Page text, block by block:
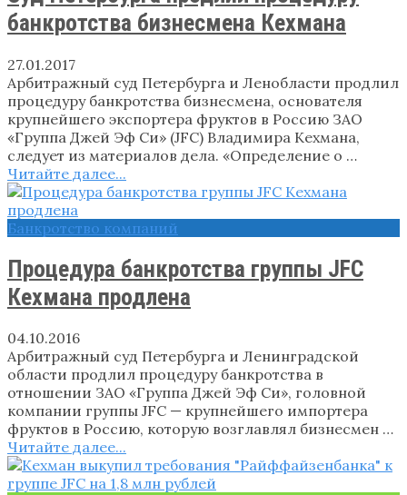
банкротства бизнесмена Кехмана
27.01.2017
Арбитражный суд Петербурга и Ленобласти продлил
процедуру банкротства бизнесмена, основателя
крупнейшего экспортера фруктов в Россию ЗАО
«Группа Джей Эф Си» (JFC) Владимира Кехмана,
следует из материалов дела. «Определение о …
Читайте далее...
Банкротство компаний
Процедура банкротства группы JFC
Кехмана продлена
04.10.2016
Арбитражный суд Петербурга и Ленинградской
области продлил процедуру банкротства в
отношении ЗАО «Группа Джей Эф Си», головной
компании группы JFC — крупнейшего импортера
фруктов в Россию, которую возглавлял бизнесмен …
Читайте далее...